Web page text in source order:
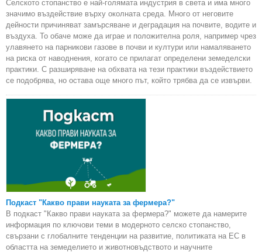
Селското стопанство е най-голямата индустрия в света и има много
значимо въздействие върху околната среда. Много от неговите
дейности причиняват замърсяване и деградация на почвите, водите и
въздуха. То обаче може да играе и положителна роля, например чрез
улавянето на парникови газове в почви и култури или намаляването
на риска от наводнения, когато се прилагат определени земеделски
практики. С разширяване на обхвата на тези практики въздействието
се подобрява, но остава още много път, който трябва да се извърви.
Подкаст "Какво прави науката за фермера?"
В подкаст "Какво прави науката за фермера?" можете да намерите
информация по ключови теми в модерното селско стопанство,
свързани с глобалните тенденции на развитие, политиката на ЕС в
областта на земеделието и животновъдството и научните